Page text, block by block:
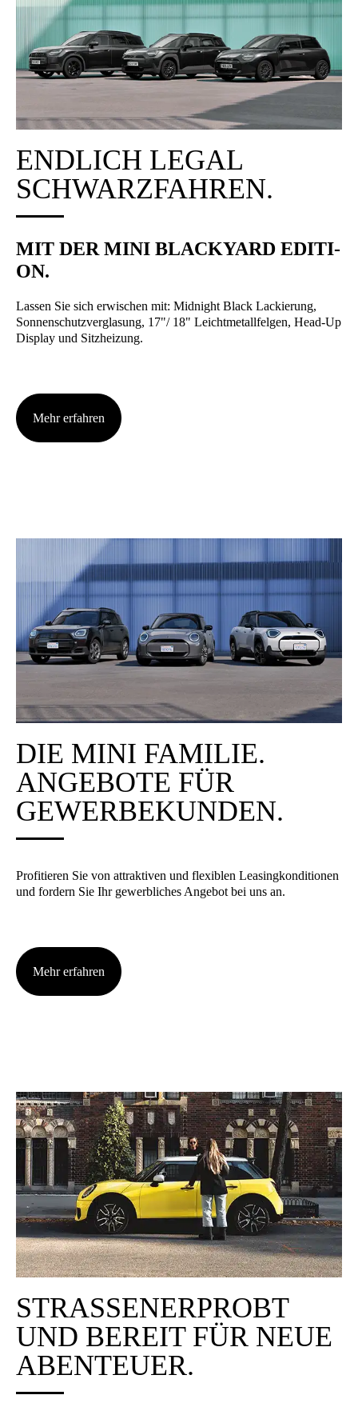
END­LICH LEGAL
SCHWARZ­FAH­REN.
MIT DER MINI BLA­CK­YARD EDI­TI­
ON.
Las­sen Sie sich erwi­schen mit: Mid­night Black Lackie­rung,
Son­nen­schutz­ver­gla­sung, 17"/ 18" Leicht­me­tall­fel­gen, Head-Up
Dis­play und Sitz­hei­zung.
Mehr erfah­ren
DIE MINI FAMI­LIE.
ANGE­BO­TE FÜR
GEWER­BE­KUN­DEN.
Pro­fi­tie­ren Sie von attrak­ti­ven und fle­xi­blen Lea­sing­kon­di­tio­nen
und for­dern Sie Ihr gewerb­li­ches Ange­bot bei uns an.
Mehr erfah­ren
STRA­SSEN­ER­PROBT U
ND BEREIT FÜR NEUE A
BEN­TEU­ER.